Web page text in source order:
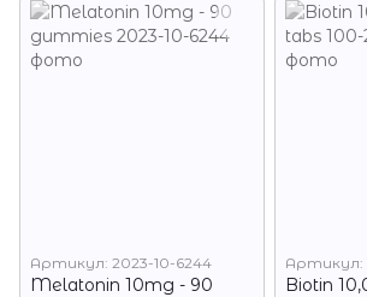
Артикул: 2023-10-6244
Melatonin 10mg - 90
Артикул:
Biotin